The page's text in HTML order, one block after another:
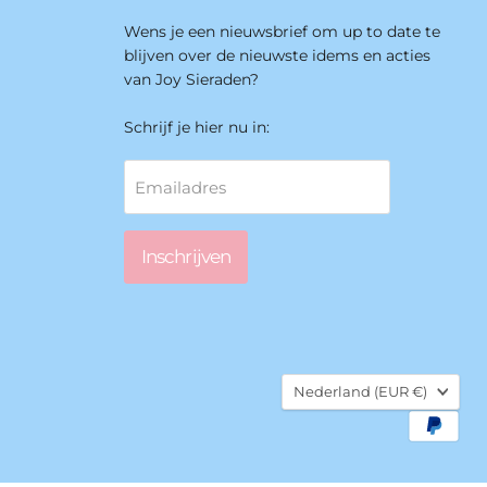
Wens je een nieuwsbrief om up to date te
blijven over de nieuwste idems en acties
van Joy Sieraden?
Schrijf je hier nu in:
Emailadres
Inschrijven
Land
Nederland
(EUR €)